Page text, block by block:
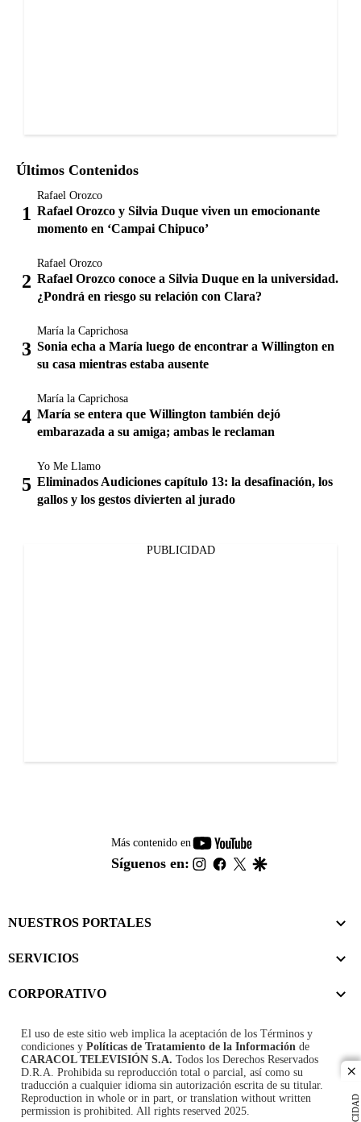
Últimos Contenidos
Rafael Orozco
Rafael Orozco y Silvia Duque viven un emocionante
momento en ‘Campai Chipuco’
Rafael Orozco
Rafael Orozco conoce a Silvia Duque en la universidad.
¿Pondrá en riesgo su relación con Clara?
María la Caprichosa
Sonia echa a María luego de encontrar a Willington en
su casa mientras estaba ausente
María la Caprichosa
María se entera que Willington también dejó
embarazada a su amiga; ambas le reclaman
Yo Me Llamo
Eliminados Audiciones capítulo 13: la desafinación, los
gallos y los gestos divierten al jurado
PUBLICIDAD
Más contenido en
youtube-
footer
Síguenos en: instagram
facebook
twitter
NUESTROS PORTALES
SERVICIOS
CORPORATIVO
El uso de este sitio web implica la aceptación de los Términos y
condiciones y Políticas de Tratamiento de la Información de
CARACOL TELEVISIÓN S.A. Todos los Derechos Reservados
D.R.A. Prohibida su reproducción total o parcial, así como su
traducción a cualquier idioma sin autorización escrita de su titular.
Reproduction in whole or in part, or translation without written
permission is prohibited. All rights reserved 2025.